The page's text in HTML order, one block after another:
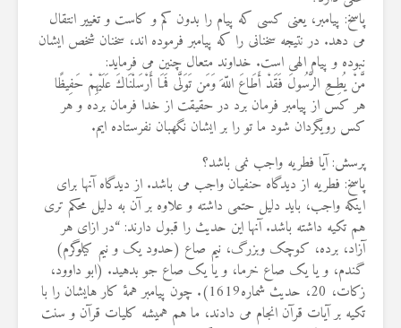
پاسخ: پیامبر، یعنی کسی که پیام را بدون کم و کاست و تغییر انتقال
می دهد. در نتیجه سخنانی را که پیامبر فرموده اند، سخنان شخص ایشان
نبوده و پیام الهی است. خداوند متعال چنین می فرماید:
مَّنْ يُطِعِ الرَّسُولَ فَقَدْ أَطَاعَ اللّهَ وَمَن تَوَلَّى فَمَا أَرْسَلْنَاكَ عَلَيْهِمْ حَفِيظًا
هر كس از پيامبر فرمان برد در حقيقت‏ از خدا فرمان برده و هر
كس رويگردان شود ما تو را بر ايشان نگهبان نفرستاده ‏ايم.
پرسش: آیا فطریه واجب نمی باشد؟
پاسخ: فطریه از دیدگاه حنفیان واجب می باشد. از دیدگاه آنها برای
اینکه واجب، باید دلیل حتمی داشته و علاوه بر آن به دلیل محکم تری
هم تکیه داشته باشد. آنها این حدیث را قبول دارند: “در ازای هر
آزاد، برده، کوچک وبزرگ، نیم صاع (حدود یک و نیم کیلوگرم)
گندم، و یا یک صاع خرما، و یا یک صاع جو بدهید. (ابو داوود،
زکات، 20، حدیث شماره1619). چون پیامبر همۀ کار هایشان را با
تکیه بر آیات قرآن انجام می دادند، ما هم همیشه کلیات قرآن و سنت